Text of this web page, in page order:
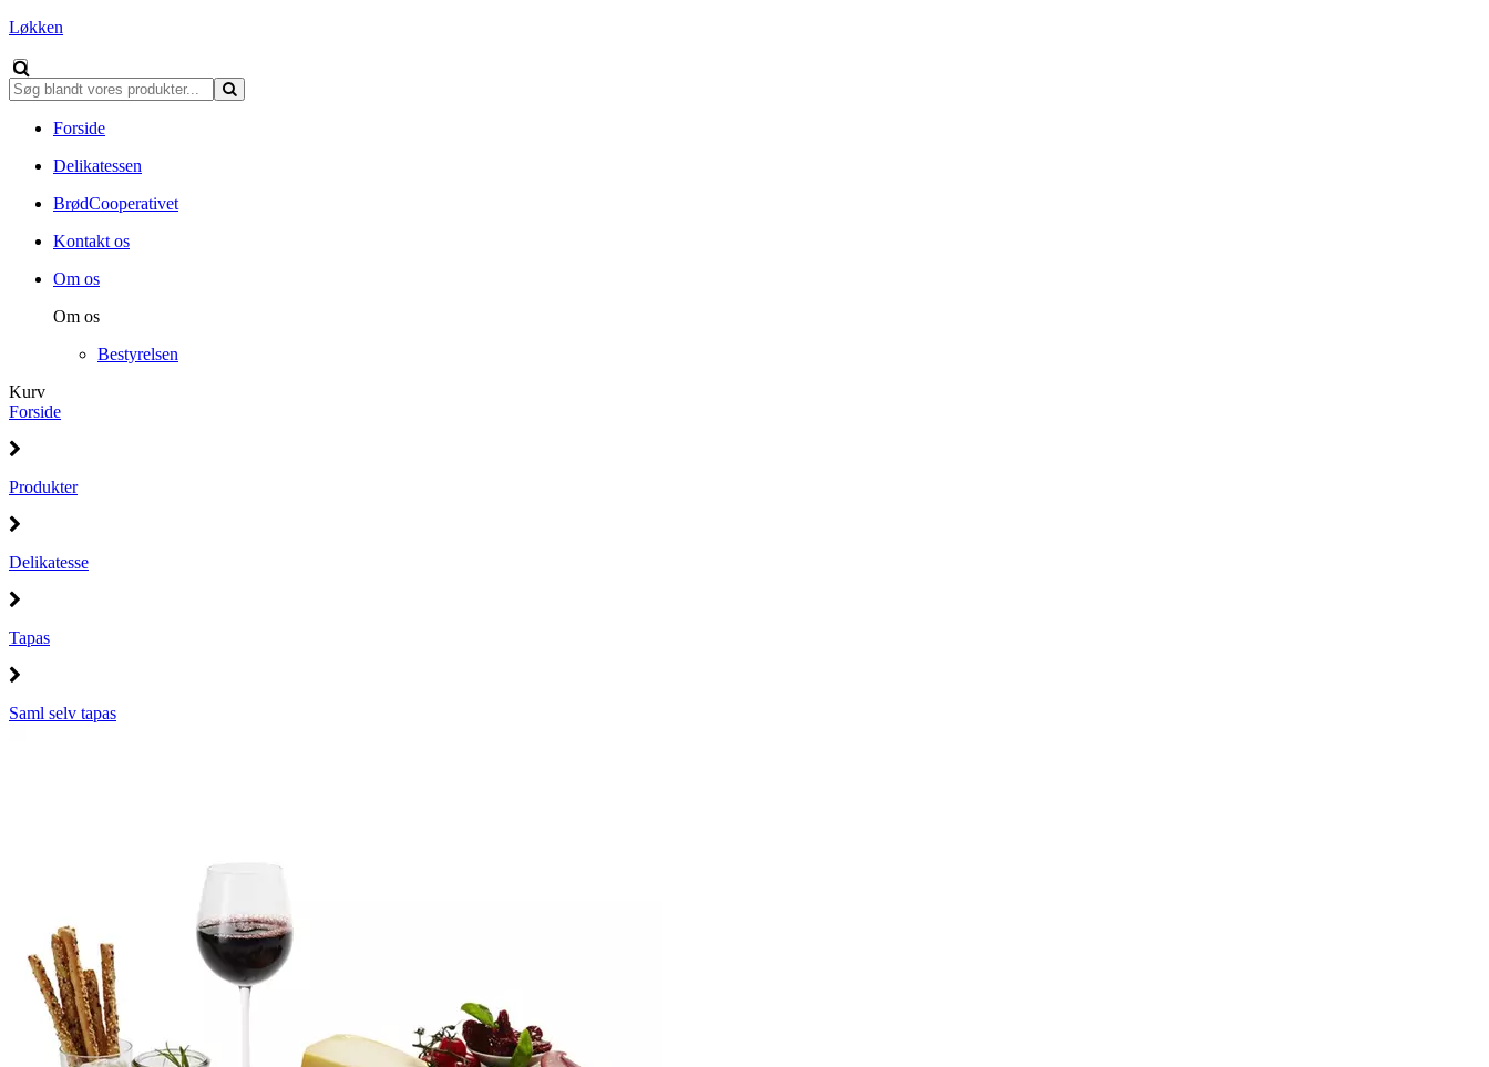
Løkken
Forside
Delikatessen
BrødCooperativet
Kontakt os
Om os
Om os
Bestyrelsen
Kurv
Forside
Produkter
Delikatesse
Tapas
Saml selv tapas